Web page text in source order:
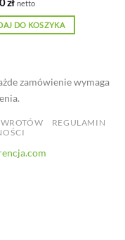
zł netto
DO KOSZYKA
zamówienie wymaga
REGULAMIN